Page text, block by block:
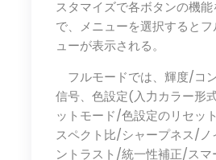
スタマイズで各ボタンの機
で、メニューを選択すると
ューが表示される。
フルモードでは、輝度/コ
信号、色設定(入力カラー形
ットモード/色設定のリセッ
スペクト比/シャープネス/ノ
ントラスト/統一性補正/スマ